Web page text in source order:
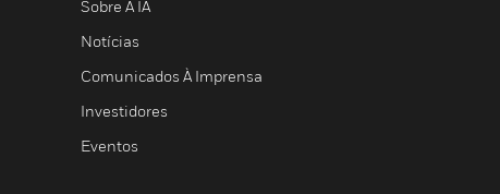
Sobre A IA
Notícias
Comunicados À Imprensa
Investidores
Eventos